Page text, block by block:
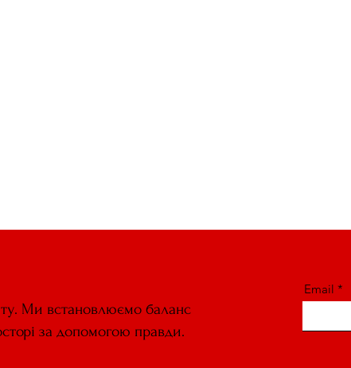
Ми встановлюємо баланс
за допомогою правди.
Email